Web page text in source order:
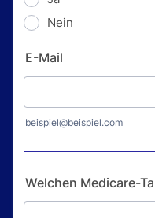
Nein
E-Mail
beispiel@beispiel.com
Welchen Medicare-